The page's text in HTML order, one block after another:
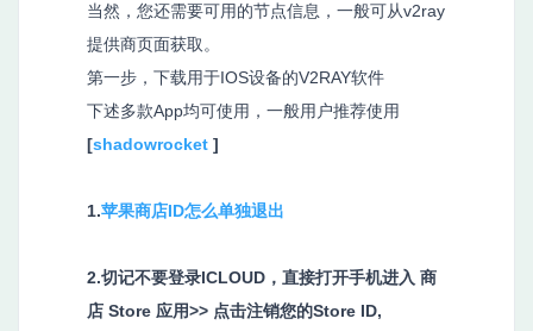
当然，您还需要可用的节点信息，一般可从v2ray
提供商页面获取。
第一步，下载用于IOS设备的V2RAY软件
下述多款App均可使用，一般用户推荐使用
[shadowrocket ]
1.苹果商店ID怎么单独退出
2.切记不要登录ICLOUD，直接打开手机进入 商
店 Store 应用>> 点击注销您的Store ID,